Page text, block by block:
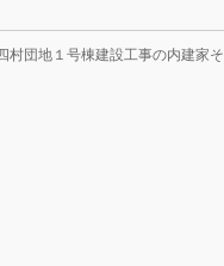
団地１号棟建設工事の内建家そ